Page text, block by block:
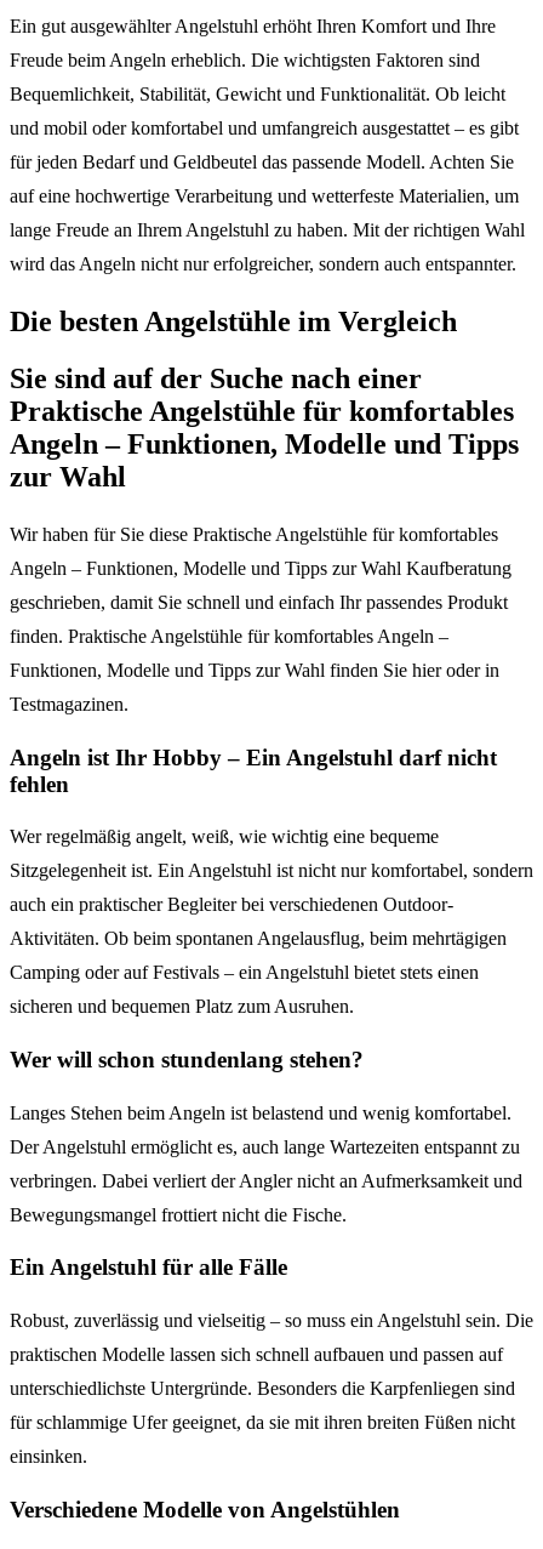
Ein gut ausgewählter Angelstuhl erhöht Ihren Komfort und Ihre
Freude beim Angeln erheblich. Die wichtigsten Faktoren sind
Bequemlichkeit, Stabilität, Gewicht und Funktionalität. Ob leicht
und mobil oder komfortabel und umfangreich ausgestattet – es gibt
für jeden Bedarf und Geldbeutel das passende Modell. Achten Sie
auf eine hochwertige Verarbeitung und wetterfeste Materialien, um
lange Freude an Ihrem Angelstuhl zu haben. Mit der richtigen Wahl
wird das Angeln nicht nur erfolgreicher, sondern auch entspannter.
Die besten Angelstühle im Vergleich
Sie sind auf der Suche nach einer
Praktische Angelstühle für komfortables
Angeln – Funktionen, Modelle und Tipps
zur Wahl
Wir haben für Sie diese Praktische Angelstühle für komfortables
Angeln – Funktionen, Modelle und Tipps zur Wahl Kaufberatung
geschrieben, damit Sie schnell und einfach Ihr passendes Produkt
finden. Praktische Angelstühle für komfortables Angeln –
Funktionen, Modelle und Tipps zur Wahl finden Sie hier oder in
Testmagazinen.
Angeln ist Ihr Hobby – Ein Angelstuhl darf nicht
fehlen
Wer regelmäßig angelt, weiß, wie wichtig eine bequeme
Sitzgelegenheit ist. Ein Angelstuhl ist nicht nur komfortabel, sondern
auch ein praktischer Begleiter bei verschiedenen Outdoor-
Aktivitäten. Ob beim spontanen Angelausflug, beim mehrtägigen
Camping oder auf Festivals – ein Angelstuhl bietet stets einen
sicheren und bequemen Platz zum Ausruhen.
Wer will schon stundenlang stehen?
Langes Stehen beim Angeln ist belastend und wenig komfortabel.
Der Angelstuhl ermöglicht es, auch lange Wartezeiten entspannt zu
verbringen. Dabei verliert der Angler nicht an Aufmerksamkeit und
Bewegungsmangel frottiert nicht die Fische.
Ein Angelstuhl für alle Fälle
Robust, zuverlässig und vielseitig – so muss ein Angelstuhl sein. Die
praktischen Modelle lassen sich schnell aufbauen und passen auf
unterschiedlichste Untergründe. Besonders die Karpfenliegen sind
für schlammige Ufer geeignet, da sie mit ihren breiten Füßen nicht
einsinken.
Verschiedene Modelle von Angelstühlen